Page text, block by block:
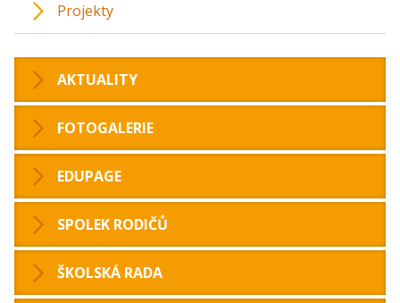
Projekty
AKTUALITY
FOTOGALERIE
EDUPAGE
SPOLEK RODIČŮ
ŠKOLSKÁ RADA